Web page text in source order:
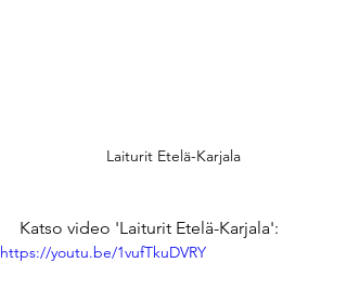
Laiturit Etelä-Karjala
Katso video 'Laiturit Etelä-Karjala':
https://youtu.be/1vufTkuDVRY